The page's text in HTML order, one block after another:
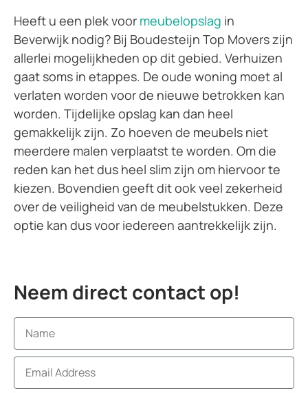
Heeft u een plek voor meubelopslag in
Beverwijk nodig? Bij Boudesteijn Top Movers zijn
allerlei mogelijkheden op dit gebied. Verhuizen
gaat soms in etappes. De oude woning moet al
verlaten worden voor de nieuwe betrokken kan
worden. Tijdelijke opslag kan dan heel
gemakkelijk zijn. Zo hoeven de meubels niet
meerdere malen verplaatst te worden. Om die
reden kan het dus heel slim zijn om hiervoor te
kiezen. Bovendien geeft dit ook veel zekerheid
over de veiligheid van de meubelstukken. Deze
optie kan dus voor iedereen aantrekkelijk zijn.
Neem direct contact op!